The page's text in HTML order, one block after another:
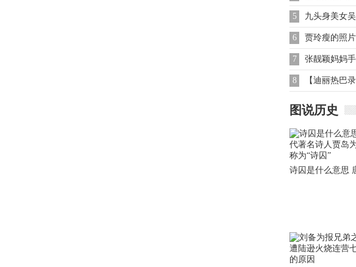
5 九头身美女
6 贾玲瘦的照
7 张靓颖妈妈
8 【迪丽热巴
baby录制《跑男》
图说历史
诗囚是什么意思